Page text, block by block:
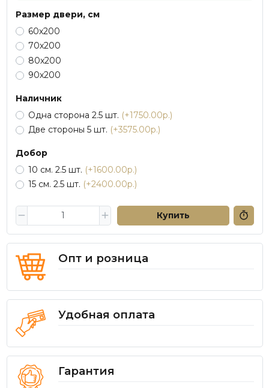
Размер двери, см
60х200
70х200
80х200
90х200
Наличник
Одна сторона 2.5 шт. (+1750.00р.)
Две стороны 5 шт. (+3575.00р.)
Добор
10 см. 2.5 шт. (+1600.00р.)
15 см. 2.5 шт. (+2400.00р.)
Купить
Опт и розница
Удобная оплата
Гарантия